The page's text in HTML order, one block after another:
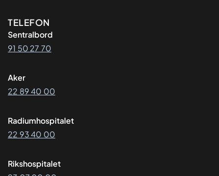
Kontaktinformasjon
TELEFON
Sentralbord
91 50 27 70
Aker
22 89 40 00
Radiumhospitalet
22 93 40 00
Rikshospitalet